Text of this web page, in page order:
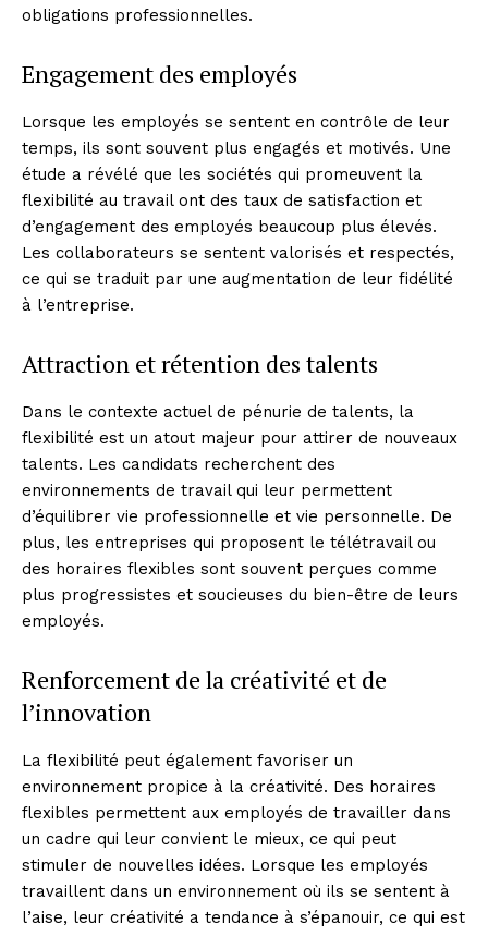
obligations professionnelles.
Engagement des employés
Lorsque les employés se sentent en contrôle de leur
temps, ils sont souvent plus engagés et motivés. Une
étude a révélé que les sociétés qui promeuvent la
flexibilité au travail ont des taux de satisfaction et
d’engagement des employés beaucoup plus élevés.
Les collaborateurs se sentent valorisés et respectés,
ce qui se traduit par une augmentation de leur fidélité
à l’entreprise.
Attraction et rétention des talents
Dans le contexte actuel de pénurie de talents, la
flexibilité est un atout majeur pour attirer de nouveaux
talents. Les candidats recherchent des
environnements de travail qui leur permettent
d’équilibrer vie professionnelle et vie personnelle. De
plus, les entreprises qui proposent le télétravail ou
des horaires flexibles sont souvent perçues comme
plus progressistes et soucieuses du bien-être de leurs
employés.
Renforcement de la créativité et de
l’innovation
La flexibilité peut également favoriser un
environnement propice à la créativité. Des horaires
flexibles permettent aux employés de travailler dans
un cadre qui leur convient le mieux, ce qui peut
stimuler de nouvelles idées. Lorsque les employés
travaillent dans un environnement où ils se sentent à
l’aise, leur créativité a tendance à s’épanouir, ce qui est